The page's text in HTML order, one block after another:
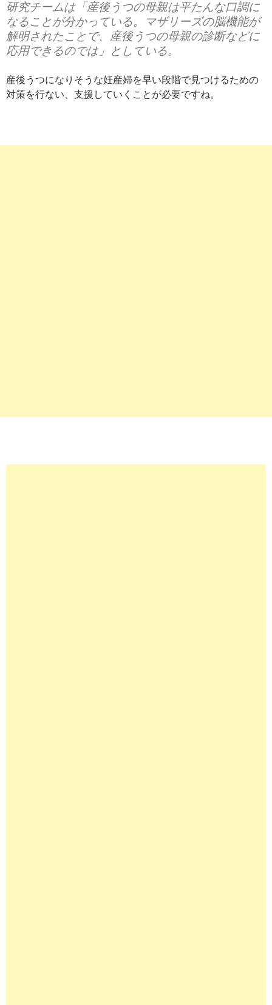
研究チームは「産後うつの母親は平たんな口調に
なることが分かっている。マザリーズの脳機能が
解明されたことで、産後うつの母親の診断などに
応用できるのでは」としている。
産後うつになりそうな妊産婦を早い段階で見つけるための
対策を行ない、支援していくことが必要ですね。